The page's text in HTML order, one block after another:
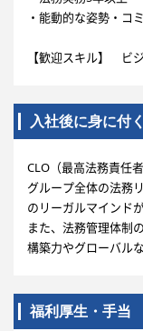
・能動的な姿勢・コ
【歓迎スキル】 ビ
入社後に身に付
CLO（最高法務責任
グループ全体の法務
のリーガルマインド
また、法務管理体制
構築力やグローバル
福利厚生・手当